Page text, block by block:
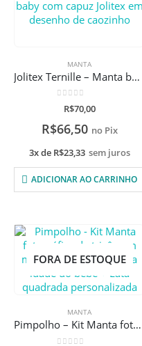
MANTA
Jolitex Ternille – Manta baby com capuz Jolitex em desenho de caozinho
de 5
R$70,00
R$66,50 no Pix
3x de R$23,33 sem juros
ADICIONAR AO CARRINHO
FORA DE ESTOQUE
MANTA
Pimpolho – Kit Manta fotográfica de tricô com moldura para sinalizar a idade do bebê + Lata quadrada personalizada